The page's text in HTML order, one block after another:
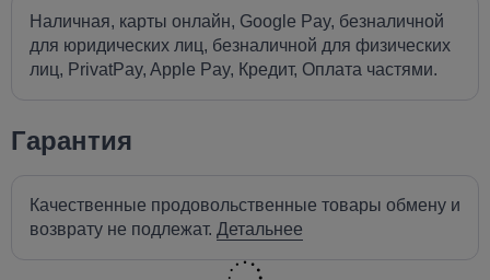
Наличная, карты онлайн, Google Pay, безналичной
для юридических лиц, безналичной для физических
лиц, PrivatPay, Apple Pay, Кредит, Оплата частями.
Гарантия
Качественные продовольственные товары обмену и
возврату не подлежат. Детальнее